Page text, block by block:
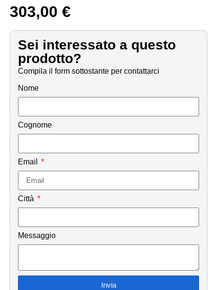
303,00 €
Sei interessato a questo
prodotto?
Compila il form sottostante per contattarci
Nome
Cognome
Email
Città
Messaggio
Invia